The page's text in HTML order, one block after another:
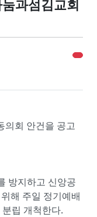
과섬김교회
의회 안건을 공고
방지하고 신앙공
해 주일 정기예배
립 개척한다.